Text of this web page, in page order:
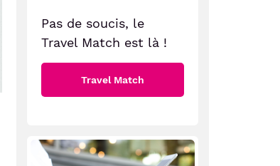
Pas de soucis, le
Travel Match est là !
Travel Match